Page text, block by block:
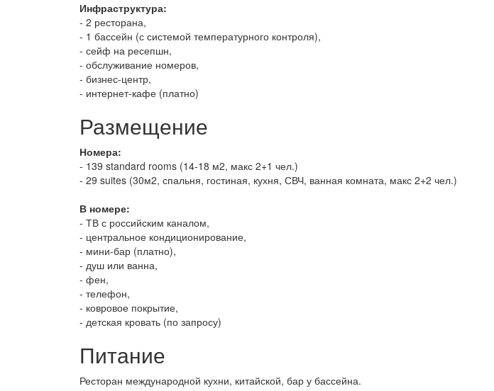
Инфраструктура:
- 2 ресторана,
- 1 бассейн (с системой температурного контроля),
- сейф на ресепшн,
- обслуживание номеров,
- бизнес-центр,
- интернет-кафе (платно)
Размещение
Номера:
- 139 standard rooms (14-18 м2, макс 2+1 чел.)
- 29 suites (30м2, спальня, гостиная, кухня, СВЧ, ванная комната, макс 2+2 чел.)
В номере:
- ТВ с российским каналом,
- центральное кондиционирование,
- мини-бар (платно),
- душ или ванна,
- фен,
- телефон,
- ковровое покрытие,
- детская кровать (по запросу)
Питание
Ресторан международной кухни, китайской, бар у бассейна.